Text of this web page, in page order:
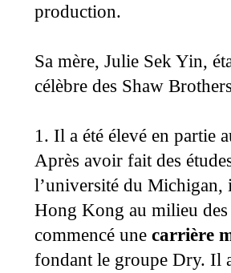
production.
Sa mère, Julie Sek Yin,
célèbre des Shaw
1. Il a été élevé en partie
Après avoir fait des
l’université du Michigan,
Hong Kong au milieu des
commencé une carrière
fondant le groupe Dry. Il